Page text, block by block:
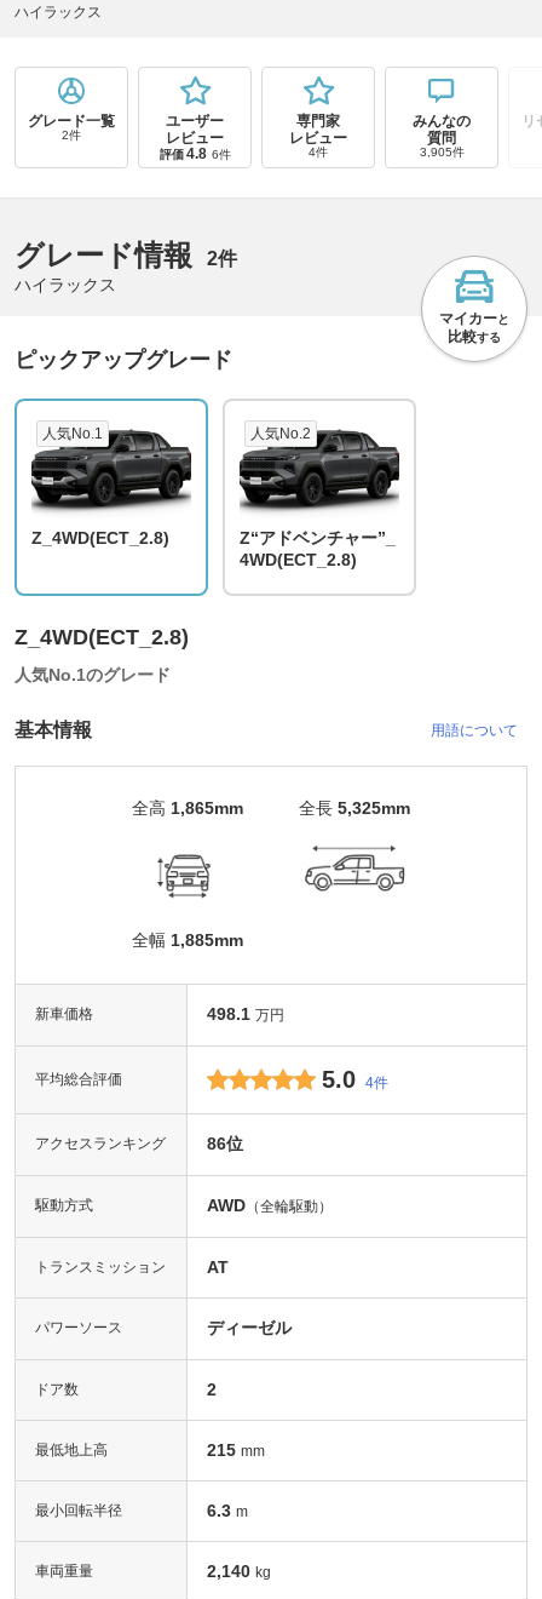
ハイラックス
グレード一覧
2件
ユーザー
レビュー
評価 4.8 6件
専門家
レビュー
4件
みんなの
質問
3,905件
リ
グレード情報 2件
ハイラックス
マイカーと
比較する
ピックアップグレード
人気No.1
Z_4WD(ECT_2.8)
人気No.2
Z“アドベンチャー”_
4WD(ECT_2.8)
Z_4WD(ECT_2.8)
人気No.1のグレード
基本情報 用語について
全高 1,865mm
全幅 1,885mm
全長 5,325mm
新車価格 498.1 万円
平均総合評価 5.0 4件
アクセスランキング 86位
駆動方式 AWD （全輪駆動）
トランスミッション AT
パワーソース ディーゼル
ドア数 2
最低地上高 215 mm
最小回転半径 6.3 m
車両重量 2,140 kg